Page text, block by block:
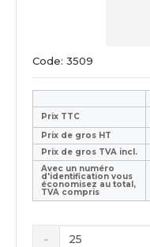
Code: 3509
Prix TTC
Prix de gros HT
Prix de gros TVA incl.
Avec un numéro
d'identification vous
économisez au total,
TVA compris